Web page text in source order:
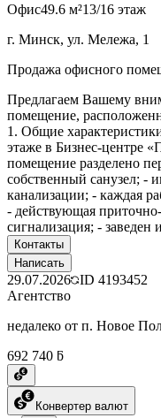
Офис49.6 м²13/16 этаж
г. Минск, ул. Мележа, 1
Продажа офисного
Предлагаем Вашему
помещение,
1. Общие
этаже в Бизнес-центре
помещение разделено
собственный санузел; -
канализации; - каждая
- действующая
сигнализация; -
Контакты
Написать
29.07.2026 ID 4193452
Агентство
недалеко от п. Новое
692 740 ƃ
Конвертер валют